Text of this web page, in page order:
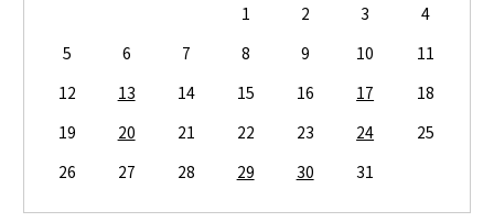
1 2 3
4
5
6 7 8 9 10
11
12
13 14 15 16 17
18
19
20 21 22 23 24
25
26
27 28 29 30 31